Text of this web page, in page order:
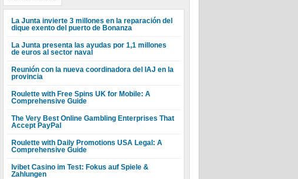
La Junta invierte 3 millones en la reparación del
dique exento del puerto de Bonanza
La Junta presenta las ayudas por 1,1 millones
de euros al sector naval
Reunión con la nueva coordinadora del IAJ en la
provincia
Roulette with Free Spins UK for Mobile: A
Comprehensive Guide
The Very Best Online Gambling Enterprises That
Accept PayPal
Roulette with Daily Promotions USA Legal: A
Comprehensive Guide
Ivibet Casino im Test: Fokus auf Spiele &
Zahlungen